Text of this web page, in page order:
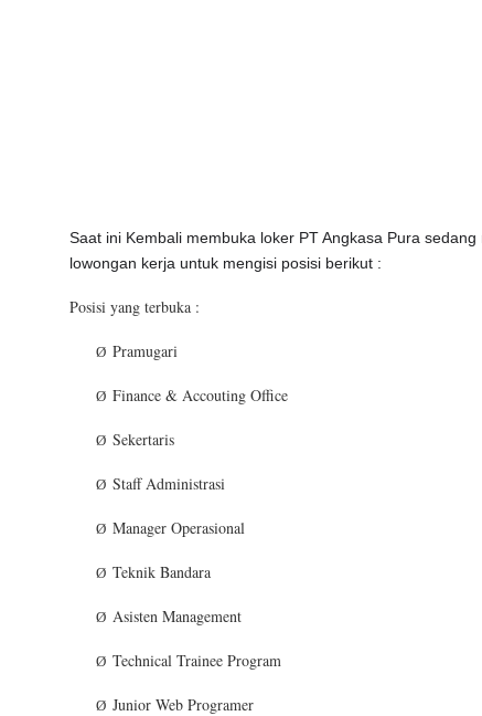
Saat ini Kembali membuka loker PT Angkasa Pura sedang
lowongan kerja untuk mengisi posisi berikut :
Posisi yang terbuka :
Ø Pramugari
Ø Finance & Accouting Office
Ø Sekertaris
Ø Staff Administrasi
Ø Manager Operasional
Ø Teknik Bandara
Ø Asisten Management
Ø Technical Trainee Program
Ø Junior Web Programer